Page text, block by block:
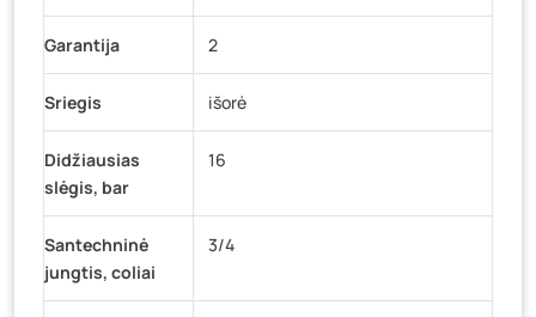
Garantija 2
Sriegis išorė
Didžiausias
slėgis, bar
16
Santechninė
jungtis, coliai
3/4